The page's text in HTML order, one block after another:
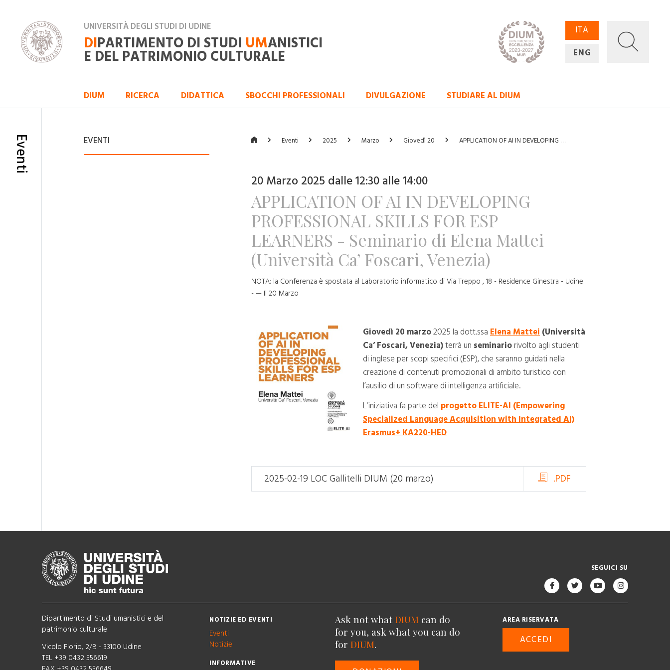
UNIVERSITÀ DEGLI STUDI DI UDINE
DIPARTIMENTO DI STUDI UMANISTICI
E DEL PATRIMONIO CULTURALE
ITA
ENG
DIUM RICERCA DIDATTICA SBOCCHI PROFESSIONALI DIVULGAZIONE STUDIARE AL DIUM
Eventi EVENTI Eventi 2025 Marzo Giovedì 20 APPLICATION OF AI IN DEVELOPING …
20 Marzo 2025 dalle 12:30 alle 14:00
APPLICATION OF AI IN DEVELOPING
PROFESSIONAL SKILLS FOR ESP
LEARNERS - Seminario di Elena Mattei
(Università Ca’ Foscari, Venezia)
NOTA: la Conferenza è spostata al Laboratorio informatico di Via Treppo , 18 - Residence Ginestra - Udine
- — Il 20 Marzo
Giovedì 20 marzo2025 la dott.ssa Elena Mattei(Università
Ca’ Foscari, Venezia)terrà un seminariorivolto agli studenti
di inglese per scopi specifici (ESP), che saranno guidati nella
creazione di contenuti promozionali di ambito turistico con
l’ausilio di un software di intelligenza artificiale.
L’iniziativa fa parte del progetto ELITE-AI (Empowering
Specialized Language Acquisition with Integrated AI)
Erasmus+ KA220-HED
2025-02-19 LOC Gallitelli DIUM (20 marzo) .PDF
SEGUICI SU
Dipartimento di Studi umanistici e del
patrimonio culturale
Vicolo Florio, 2/B - 33100 Udine
TEL +39 0432 556619
NOTIZIE ED EVENTI
Eventi
Notizie
INFORMATIVE
Ask not what DIUM can do
for you, ask what you can do
for DIUM.
AREA RISERVATA
ACCEDI